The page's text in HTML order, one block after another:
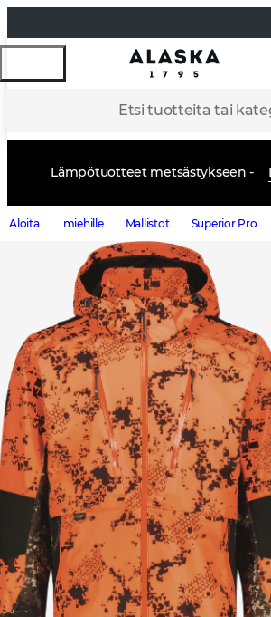
Etsi tuotteita tai
Lämpötuotteet metsästykseen -
Aloita miehille Mallistot Superior Pro